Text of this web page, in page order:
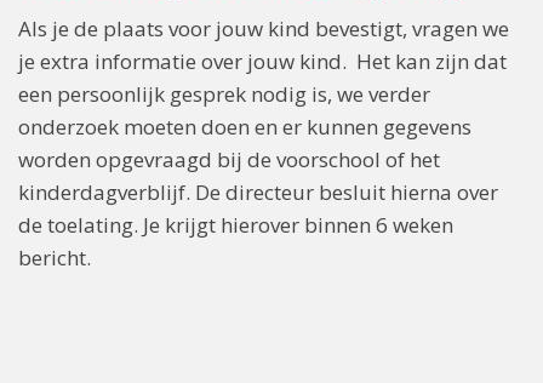
Als je de plaats voor jouw kind bevestigt, vragen we
je extra informatie over jouw kind. Het kan zijn dat
een persoonlijk gesprek nodig is, we verder
onderzoek moeten doen en er kunnen gegevens
worden opgevraagd bij de voorschool of het
kinderdagverblijf. De directeur besluit hierna over
de toelating. Je krijgt hierover binnen 6 weken
bericht.